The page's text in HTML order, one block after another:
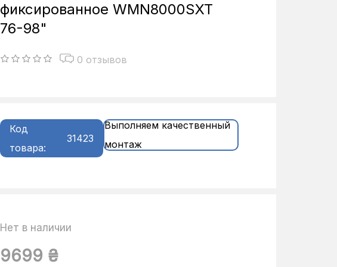
фиксированное WMN8000SXT
76-98"
0 отзывов
Код
товара:
31423
Выполняем качественный
монтаж
Нет в наличии
9699 ₴